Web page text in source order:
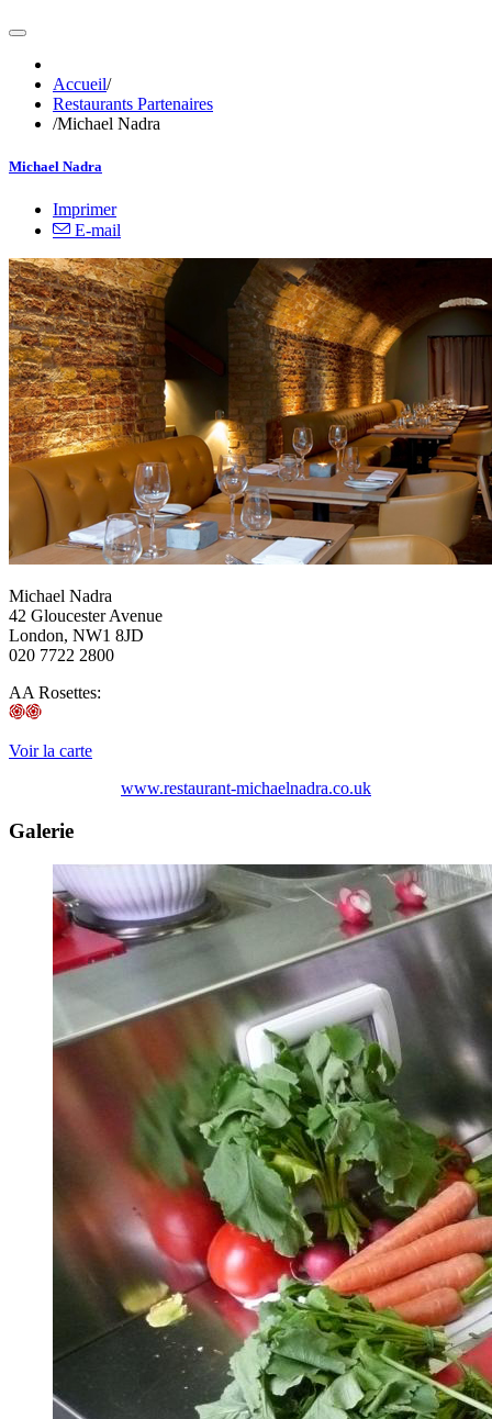
Accueil/
Restaurants Partenaires
/Michael Nadra
Michael Nadra
Imprimer
E-mail
Michael Nadra
42 Gloucester Avenue
London, NW1 8JD
020 7722 2800
AA Rosettes:
Voir la carte
www.restaurant-michaelnadra.co.uk
Galerie